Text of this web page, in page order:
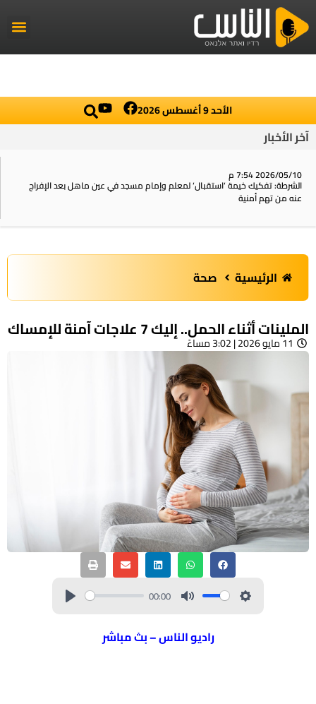
الأحد 9 أغسطس 2026
آخر الأخبار
2026/05/10 7:54 م
الشرطة: تفكيك خيمة ‘استقبال‘ لمعلم وإمام مسجد في عين ماهل بعد الإفراج
عنه من تهم أمنية
الرئيسية صحة
الملينات أثناء الحمل.. إليك 7 علاجات آمنة للإمساك
11 مايو 2026 | 3:02 مساءً
00:00
راديو الناس – بث مباشر